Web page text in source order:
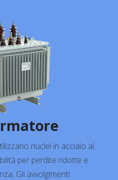
nuclei in acciaio al
per perdite ridotte e
Gli avvolgimenti